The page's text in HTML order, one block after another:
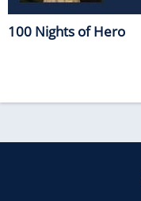
100 Nights of Hero